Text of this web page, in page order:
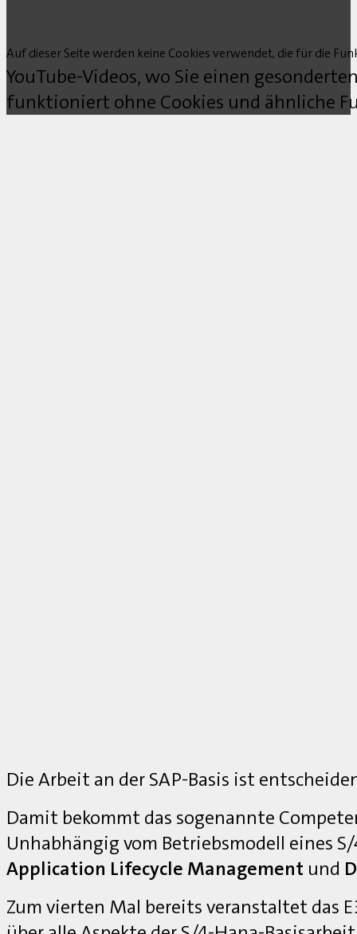
Auf dieser Seite werden keine Cookies verwendet, die für die
YouTube-Videos, wo Sie einen
funktioniert ohne Cookies und ähnliche
Die Arbeit an der SAP-Basis ist
Damit bekommt das sogenannte
Unhabhängig vom Betriebsmodell eines
Application Lifecycle Management und
Zum vierten Mal bereits veranstaltet das